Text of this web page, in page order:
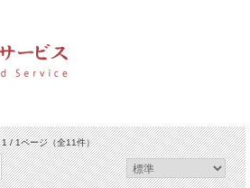
1 / 1ページ（全11件）